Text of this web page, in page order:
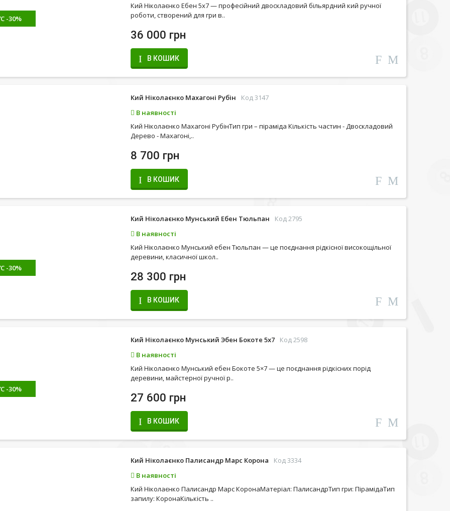
-30%
Кий Ніколаєнко Ебен 5х7 — професійний двоскладовий більярдний кий ручної
роботи, створений для гри в..
36 000 грн
В КОШИК
Кий Ніколаєнко Махагоні Рубін
Код 3147
В наявності
Кий Ніколаєнко Махагоні РубінТип гри – піраміда Кількість частин - Двоскладовий
Дерево - Махагоні,..
8 700 грн
В КОШИК
-30%
Кий Ніколаєнко Мунський Ебен Тюльпан
Код 2795
В наявності
Кий Ніколаєнко Мунський ебен Тюльпан — це поєднання рідкісної високощільної
деревини, класичної школ..
28 300 грн
В КОШИК
-30%
Кий Ніколаєнко Мунський Эбен Бокоте 5х7
Код 2598
В наявності
Кий Ніколаєнко Мунський ебен Бокоте 5×7 — це поєднання рідкісних порід
деревини, майстерної ручної р..
27 600 грн
В КОШИК
Кий Ніколаєнко Палисандр Марс Корона
Код 3334
В наявності
Кий Ніколаєнко Палисандр Марс КоронаМатеріал: ПалисандрТип гри: ПірамідаТип
запилу: КоронаКількість ..